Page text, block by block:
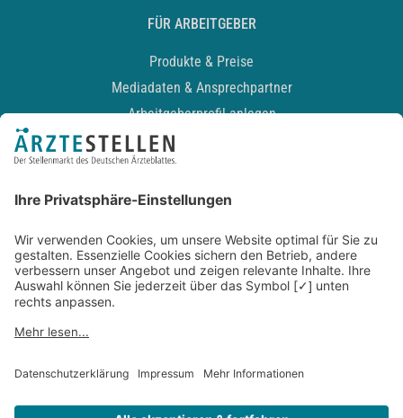
FÜR ARBEITGEBER
Produkte & Preise
Mediadaten & Ansprechpartner
Arbeitgeberprofil anlegen
Recruiting-Podcast
Kontakt
Datenschutz
Newsletter